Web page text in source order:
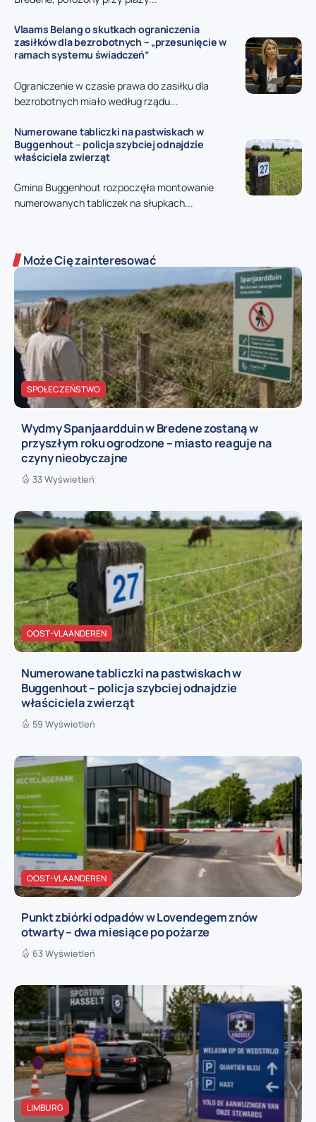
Vlaams Belang o skutkach ograniczenia
zasiłków dla bezrobotnych – „przesunięcie w
ramach systemu świadczeń”
Ograniczenie w czasie prawa do zasiłku dla
bezrobotnych miało według rządu...
Numerowane tabliczki na pastwiskach w
Buggenhout – policja szybciej odnajdzie
właściciela zwierząt
Gmina Buggenhout rozpoczęła montowanie
numerowanych tabliczek na słupkach...
Może Cię zainteresować
SPOŁECZEŃSTWO
Wydmy Spanjaardduin w Bredene zostaną w
przyszłym roku ogrodzone – miasto reaguje na
czyny nieobyczajne
33 Wyświetleń
OOST-VLAANDEREN
Numerowane tabliczki na pastwiskach w
Buggenhout – policja szybciej odnajdzie
właściciela zwierząt
59 Wyświetleń
OOST-VLAANDEREN
Punkt zbiórki odpadów w Lovendegem znów
otwarty – dwa miesiące po pożarze
63 Wyświetleń
LIMBURG